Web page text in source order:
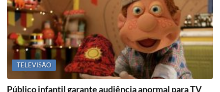
TELEVISÃO
Público infantil garante audiência anormal para TV